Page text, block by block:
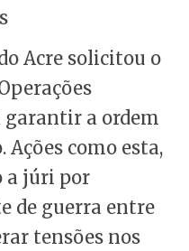
Acre solicitou o
garantir a ordem
como esta,
a júri por
de guerra entre
tensões nos